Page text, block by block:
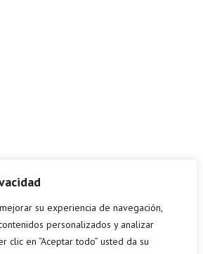
su experiencia de navegación,
personalizados y analizar
clic en “Aceptar todo” usted da su